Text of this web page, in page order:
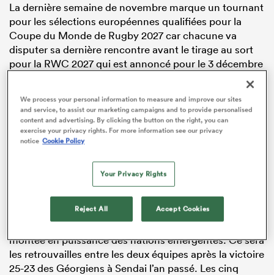
La dernière semaine de novembre marque un tournant
pour les sélections européennes qualifiées pour la
Coupe du Monde de Rugby 2027 car chacune va
disputer sa dernière rencontre avant le tirage au sort
pour la RWC 2027 qui est annoncé pour le 3 décembre
Sur le front des tests d’automne, diffusés sur
RugbyPass TV, la Géorgie reçoit le Japon à Tbilissi
pour une rencontre qui présente un enjeu direct sur le
classement mondial World Rugby. Les Lelos,
actuellement à la 11e place mondiale, doivent asseoir
leur position dans le deuxième chapeau face aux
Japonais, 13e, encore meurtris par la défaite cuisante
concédée face au Pays de Galles.
Les deux nations incarnent depuis plusieurs années la
montée en puissance des nations émergentes. Ce sera
les retrouvailles entre les deux équipes après la victoire
25-23 des Géorgiens à Sendai l’an passé. Les cinq
We process your personal information to measure and improve our sites
and service, to assist our marketing campaigns and to provide personalised
content and advertising. By clicking the button on the right, you can
exercise your privacy rights. For more information see our privacy
notice Cookie Policy
Your Privacy Rights
Reject All Accept Cookies